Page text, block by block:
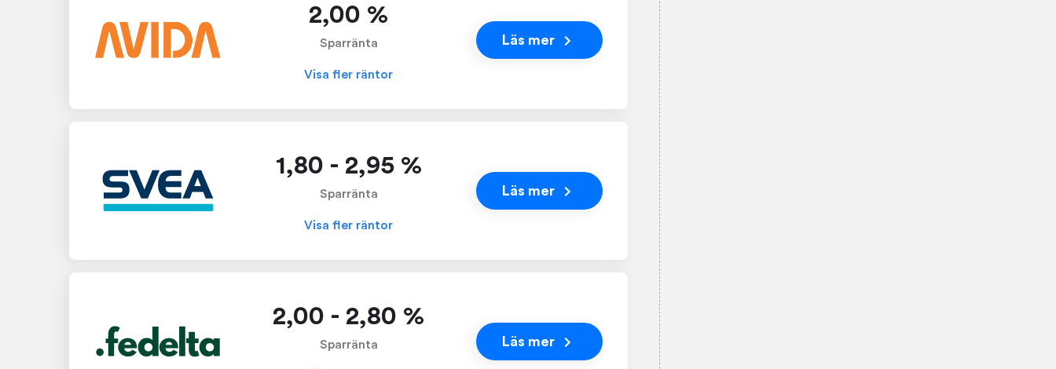
2,00 %
Sparränta
Visa fler räntor
Läs mer
1,80 - 2,95 %
Sparränta
Visa fler räntor
Läs mer
2,00 - 2,80 %
Sparränta Läs mer